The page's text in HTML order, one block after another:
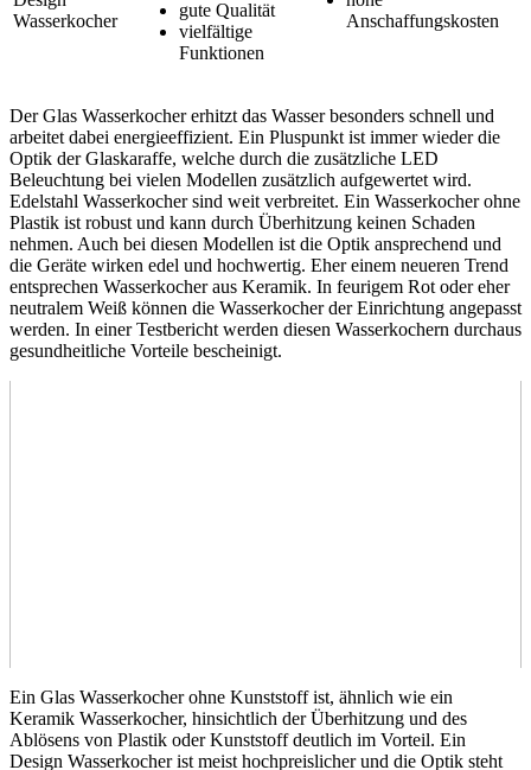
Wasserkocher
gute Qualität
vielfältige
Funktionen
Anschaffungskosten
Der Glas Wasserkocher erhitzt das Wasser besonders schnell und
arbeitet dabei energieeffizient. Ein Pluspunkt ist immer wieder die
Optik der Glaskaraffe, welche durch die zusätzliche LED
Beleuchtung bei vielen Modellen zusätzlich aufgewertet wird.
Edelstahl Wasserkocher sind weit verbreitet. Ein Wasserkocher ohne
Plastik ist robust und kann durch Überhitzung keinen Schaden
nehmen. Auch bei diesen Modellen ist die Optik ansprechend und
die Geräte wirken edel und hochwertig. Eher einem neueren Trend
entsprechen Wasserkocher aus Keramik. In feurigem Rot oder eher
neutralem Weiß können die Wasserkocher der Einrichtung angepasst
werden. In einerTestbericht werden diesen Wasserkochern durchaus
gesundheitliche Vorteile bescheinigt.
Ein Glas Wasserkocher ohne Kunststoff ist, ähnlich wie ein
Keramik Wasserkocher, hinsichtlich der Überhitzung und des
Ablösens von Plastik oder Kunststoff deutlich im Vorteil. Ein
Design Wasserkocher ist meist hochpreislicher und die Optik steht